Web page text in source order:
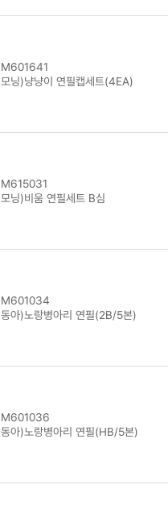
M601641
모닝)냥냥이 연필캡세트(4EA)
M615031
모닝)비움 연필세트 B심
M601034
동아)노랑병아리 연필(2B/5본)
M601036
동아)노랑병아리 연필(HB/5본)